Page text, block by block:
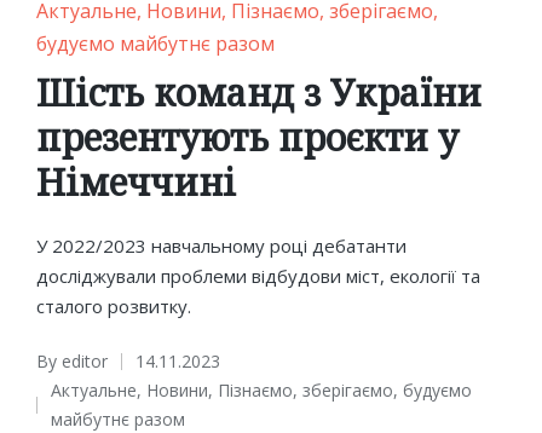
Posted
in
Актуальне Новини Пізнаємо, зберігаємо,
будуємо майбутнє разом
Шість команд з України
презентують проєкти у
Німеччині
У 2022/2023 навчальному році дебатанти
досліджували проблеми відбудови міст, екології та
сталого розвитку.
Posted
by
By editor 14.11.2023
Posted
Актуальне, Новини, Пізнаємо, зберігаємо, будуємо
майбутнє разом